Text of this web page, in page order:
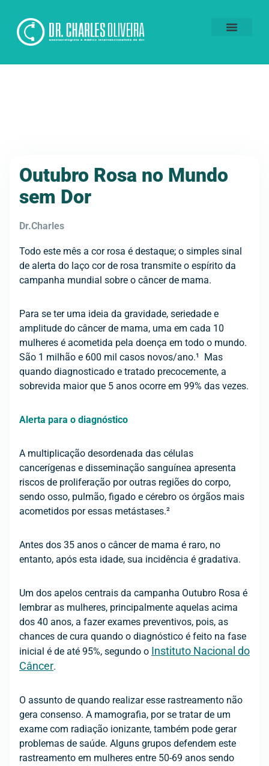
Outubro Rosa no Mundo
sem Dor
Dr.Charles
Todo este mês a cor rosa é destaque; o simples sinal
de alerta do laço cor de rosa transmite o espírito da
campanha mundial sobre o câncer de mama.
Para se ter uma ideia da gravidade, seriedade e
amplitude do câncer de mama, uma em cada 10
mulheres é acometida pela doença em todo o mundo.
São 1 milhão e 600 mil casos novos/ano.¹ Mas
quando diagnosticado e tratado precocemente, a
sobrevida maior que 5 anos ocorre em 99% das vezes.
Alerta para o diagnóstico
A multiplicação desordenada das células
cancerígenas e disseminação sanguínea apresenta
riscos de proliferação por outras regiões do corpo,
sendo osso, pulmão, figado e cérebro os órgãos mais
acometidos por essas metástases.²
Antes dos 35 anos o câncer de mama é raro, no
entanto, após esta idade, sua incidência é gradativa.
Um dos apelos centrais da campanha Outubro Rosa é
lembrar as mulheres, principalmente aquelas acima
dos 40 anos, a fazer exames preventivos, pois, as
chances de cura quando o diagnóstico é feito na fase
inicial é de até 95%, segundo o Instituto Nacional do
Câncer.
O assunto de quando realizar esse rastreamento não
gera consenso. A mamografia, por se tratar de um
exame com radiação ionizante, também pode gerar
problemas de saúde. Alguns grupos defendem este
rastreamento em mulheres entre 50-69 anos sendo